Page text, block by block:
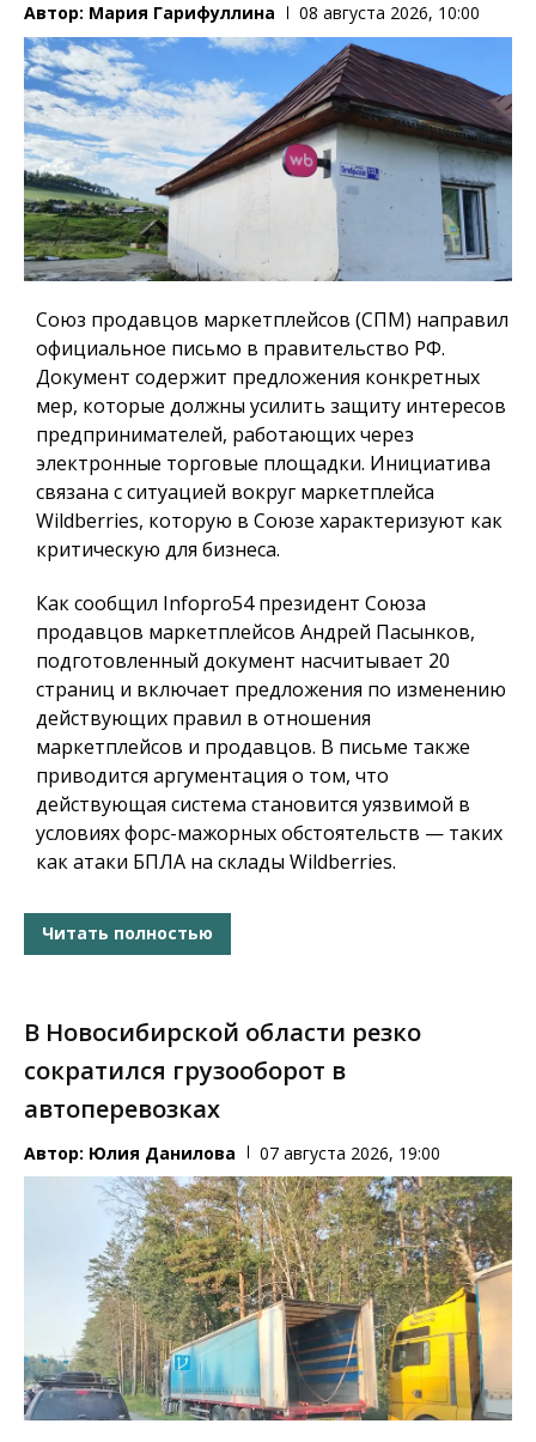
Автор: Мария Гарифуллина 08 августа 2026, 10:00
Союз продавцов маркетплейсов (СПМ) направил
официальное письмо в правительство РФ.
Документ содержит предложения конкретных
мер, которые должны усилить защиту интересов
предпринимателей, работающих через
электронные торговые площадки. Инициатива
связана с ситуацией вокруг маркетплейса
Wildberries, которую в Союзе характеризуют как
критическую для бизнеса.
Как сообщил Infopro54президент Союза
продавцов маркетплейсов Андрей Пасынков,
подготовленный документ насчитывает 20
страниц и включает предложения по изменению
действующих правил в отношения
маркетплейсов и продавцов. В письме также
приводится аргументация о том, что
действующая система становится уязвимой в
условиях форс-мажорных обстоятельств — таких
как атаки БПЛА на склады Wildberries.
Читать полностью
В Новосибирской области резко
сократился грузооборот в
автоперевозках
Автор: Юлия Данилова 07 августа 2026, 19:00